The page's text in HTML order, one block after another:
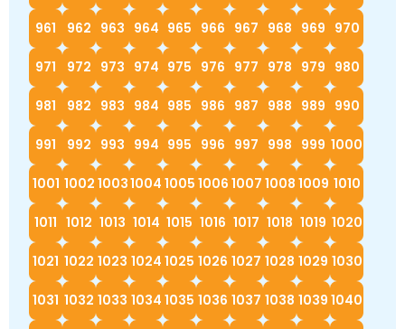
961 962 963 964 965 966 967 968 969 970
971 972 973 974 975 976 977 978 979 980
981 982 983 984 985 986 987 988 989 990
991 992 993 994 995 996 997 998 999 1000
1001 1002 10031004 1005 1006 1007 1008 1009 1010
1011 1012 1013 1014 1015 1016 1017 1018 1019 1020
1021 1022 1023 1024 1025 1026 1027 1028 1029 1030
1031 1032 1033 1034 1035 1036 1037 1038 1039 1040